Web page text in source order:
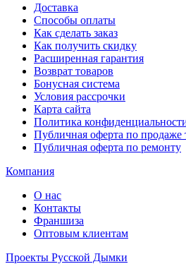
Доставка
Способы оплаты
Как сделать заказ
Как получить скидку
Расширенная гарантия
Возврат товаров
Бонусная система
Условия рассрочки
Карта сайта
Политика
Публичная оферта по продаже
Публичная оферта по ремонту
Компания
О нас
Контакты
Франшиза
Оптовым клиентам
Проекты Русской Дымки